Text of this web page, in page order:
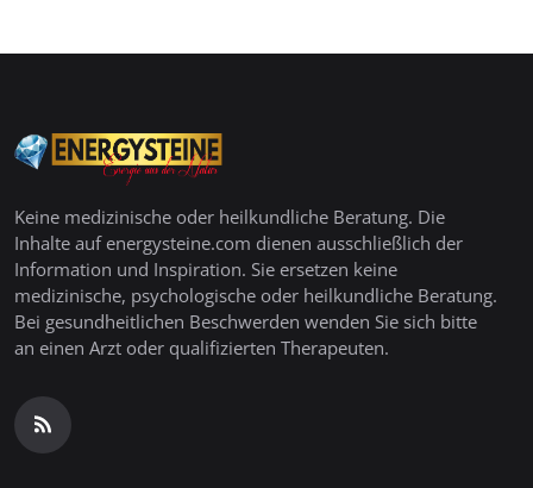
Keine medizinische oder heilkundliche Beratung. Die
Inhalte auf energysteine.com dienen ausschließlich der
Information und Inspiration. Sie ersetzen keine
medizinische, psychologische oder heilkundliche Beratung.
Bei gesundheitlichen Beschwerden wenden Sie sich bitte
an einen Arzt oder qualifizierten Therapeuten.